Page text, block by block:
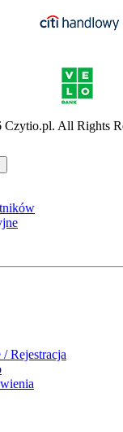
All Rights
Rejestracja